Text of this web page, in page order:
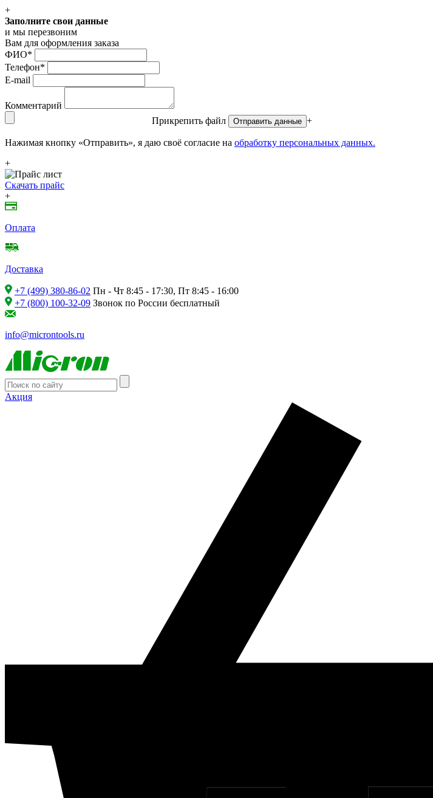
+
Заполните свои данные
и мы перезвоним
Вам для оформления заказа
ФИО*
Телефон*
E-mail
Комментарий
Прикрепить файл
Отправить данные +
Нажимая кнопку «Отправить», я даю своё согласие на обработку персональных данных.
+
Скачать прайс
+
Оплата
Доставка
+7 (499) 380-86-02 Пн - Чт 8:45 - 17:30, Пт 8:45 - 16:00
+7 (800) 100-32-09 Звонок по России бесплатный
info@microntools.ru
Акция